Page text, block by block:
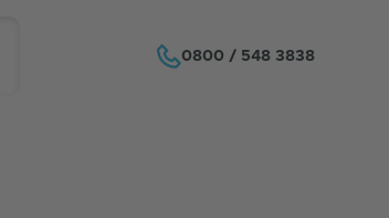
0800 / 548 3838